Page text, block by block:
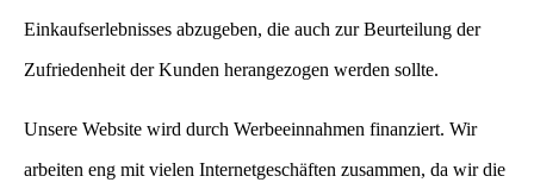
Einkaufserlebnisses abzugeben, die auch zur Beurteilung der
Zufriedenheit der Kunden herangezogen werden sollte.
Unsere Website wird durch Werbeeinnahmen finanziert. Wir
arbeiten eng mit vielen Internetgeschäften zusammen, da wir die